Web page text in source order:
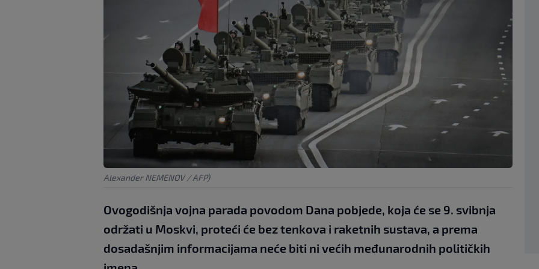
Alexander NEMENOV / AFP)
Ovogodišnja vojna parada povodom Dana pobjede, koja će se 9. svibnja
održati u Moskvi, proteći će bez tenkova i raketnih sustava, a prema
dosadašnjim informacijama neće biti ni većih međunarodnih političkih